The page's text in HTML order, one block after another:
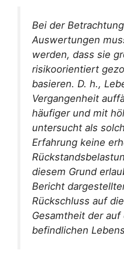
Bei der
Auswertungen
werden, dass sie
risikoorientiert
basieren. D. h.,
Vergangenheit
häufiger und mit
untersucht als
Erfahrung keine
diesem Grund
Bericht
Rückschluss auf
Gesamtheit der auf
befindlichen